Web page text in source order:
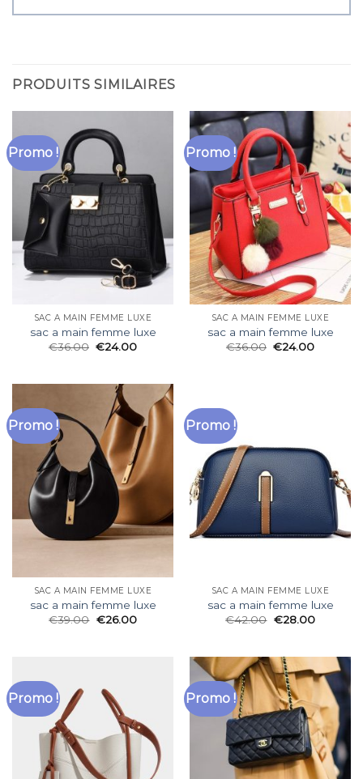
PRODUITS SIMILAIRES
Promo !
SAC A MAIN FEMME LUXE
sac a main femme luxe
€36.00 €24.00
Promo !
SAC A MAIN FEMME LUXE
sac a main femme luxe
€36.00 €24.00
Promo !
SAC A MAIN FEMME LUXE
sac a main femme luxe
€39.00 €26.00
Promo !
SAC A MAIN FEMME LUXE
sac a main femme luxe
€42.00 €28.00
Promo ! Promo !